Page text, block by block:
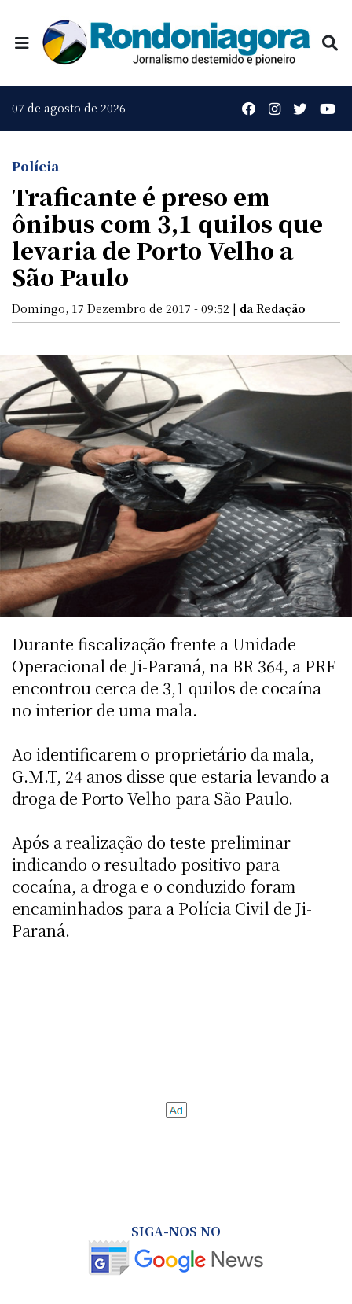
07 de agosto de 2026
Polícia
Traficante é preso em
ônibus com 3,1 quilos que
levaria de Porto Velho a
São Paulo
Domingo, 17 Dezembro de 2017 - 09:52 | da Redação
Durante fiscalização frente a Unidade
Operacional de Ji-Paraná, na BR 364, a PRF
encontrou cerca de 3,1 quilos de cocaína
no interior de uma mala.
Ao identificarem o proprietário da mala,
G.M.T, 24 anos disse que estaria levando a
droga de Porto Velho para São Paulo.
Após a realização do teste preliminar
indicando o resultado positivo para
cocaína, a droga e o conduzido foram
encaminhados para a Polícia Civil de Ji-
Paraná.
SIGA-NOS NO